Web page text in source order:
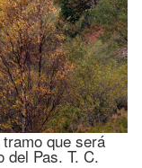
que será
del Pas. T. C.